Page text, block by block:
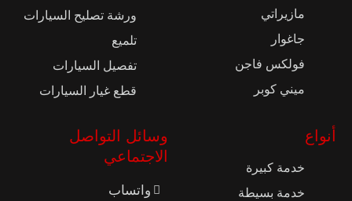
أستون مارتن
مازيراتي
جاغوار
فولكس فاجن
محل الإطارات
ورشة تصليح السيارات
تلميع
تفصيل السيارات
خدمة كبيرة
وسائل التواصل
الاجتماعي